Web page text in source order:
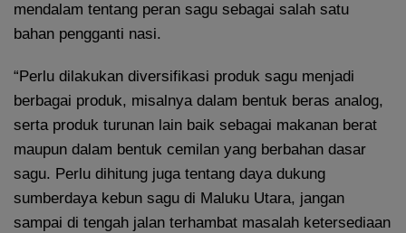
mendalam tentang peran sagu sebagai salah satu
bahan pengganti nasi.
“Perlu dilakukan diversifikasi produk sagu menjadi
berbagai produk, misalnya dalam bentuk beras analog,
serta produk turunan lain baik sebagai makanan berat
maupun dalam bentuk cemilan yang berbahan dasar
sagu. Perlu dihitung juga tentang daya dukung
sumberdaya kebun sagu di Maluku Utara, jangan
sampai di tengah jalan terhambat masalah ketersediaan